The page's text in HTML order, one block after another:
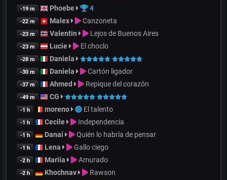
-19 m Phoebe 4
-22 m Malex Canzoneta
-23 m Valentin Lejos de Buenos Aires
-23 m Lucie El choclo
-28 m Daniela
-30 m Daniela Cartón ligador
-37 m Ahmed Repique del corazón
-49 m CG
-1 h moreno El talento
-1 h Cecile Independencia
-1 h Danai Quién lo habría de pensar
-1 h Lena Gallo ciego
-2 h Mariia Amurado
-2 h Khochnav Rawson